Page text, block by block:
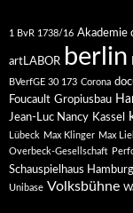
1 BvR 1738/16 Akademie
artLABOR berlin
BVerfGE 30 173 Corona
Foucault Gropiusbau
Jean-Luc Nancy Kassel
Lübeck
Max Klinger Max
Overbeck-Gesellschaft
Schauspielhaus Hamburg
Unibase Volksbühne